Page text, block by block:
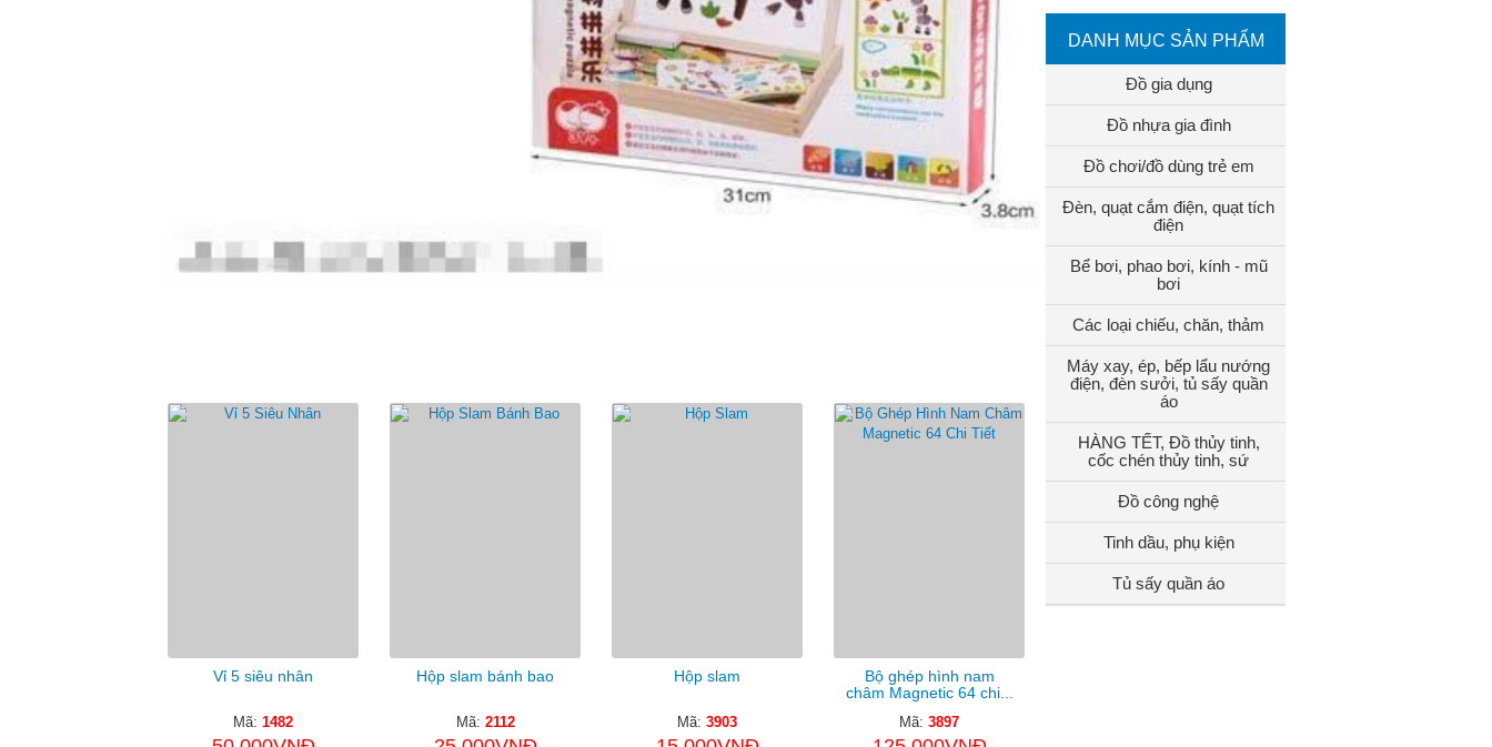
Vỉ 5 siêu nhân
Mã: 1482
Hộp slam bánh bao
Mã: 2112
Hộp slam
Mã: 3903
Bộ ghép hình nam
châm Magnetic 64 chi...
Mã: 3897
DANH MỤC SẢN PHẨM
Đồ gia dụng
Đồ nhựa gia đình
Đồ chơi/đồ dùng trẻ em
Đèn, quạt cắm điện, quạt tích
điện
Bể bơi, phao bơi, kính - mũ
bơi
Các loại chiếu, chăn, thảm
Máy xay, ép, bếp lẩu nướng
điện, đèn sưởi, tủ sấy quần
áo
HÀNG TẾT, Đồ thủy tinh,
cốc chén thủy tinh, sứ
Đồ công nghệ
Tinh dầu, phụ kiện
Tủ sấy quần áo